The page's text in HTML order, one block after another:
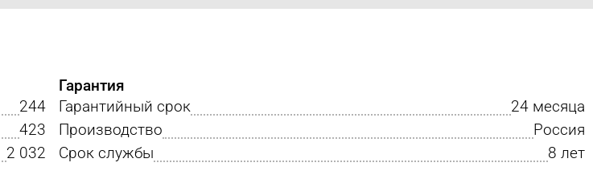
244
423
2 032
Гарантия
Гарантийный срок
24 месяца
Производство
Россия
Срок службы
8 лет